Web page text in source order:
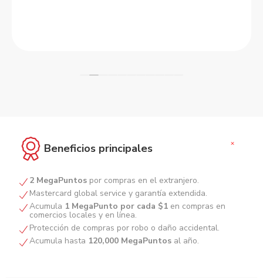
Beneficios principales +
2 MegaPuntos por compras en el extranjero.
Mastercard global service y garantía extendida.
Acumula 1 MegaPunto por cada $1 en compras en
comercios locales y en línea.
Protección de compras por robo o daño accidental.
Acumula hasta 120,000 MegaPuntos al año.